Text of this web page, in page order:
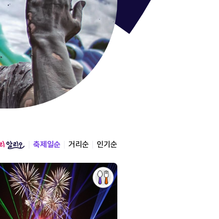
통영한
축제일순 거리순 인기순